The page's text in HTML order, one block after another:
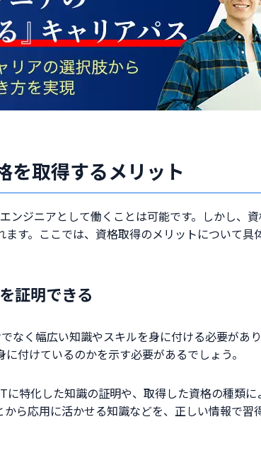
を取得するメリット
ンジニアとして働くことは可能です。しかし、
す。ここでは、資格取得のメリットについて
証明できる
なく幅広い知識やスキルを身に付ける必要があ
付けているのかを示す必要があるでしょう。
特化した知識の証明や、取得した資格の種類
ら応用に活かせる知識などを、正しい情報で習